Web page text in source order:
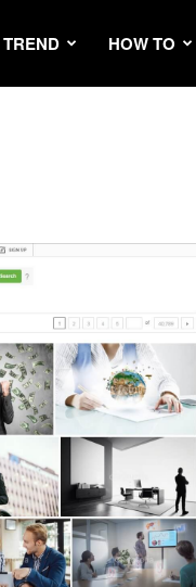
TREND HOW TO